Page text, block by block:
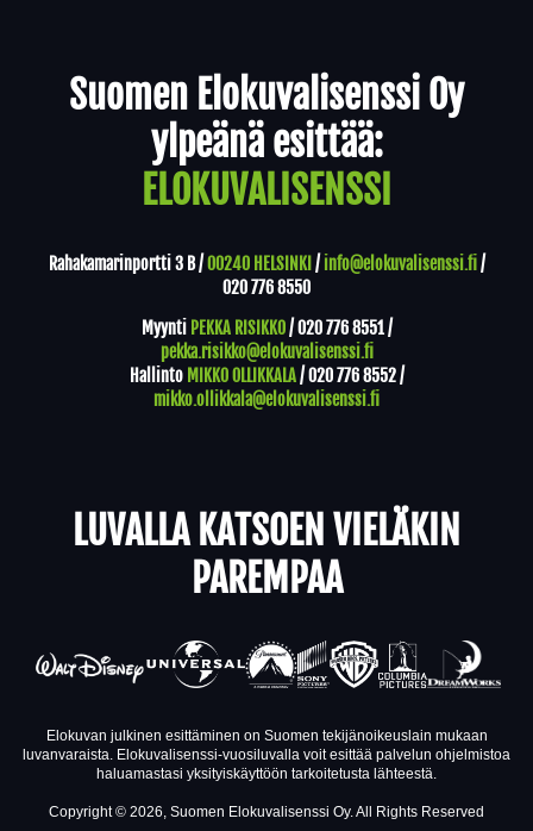
Suomen Elokuvalisenssi Oy
ylpeänä esittää:
ELOKUVALISENSSI
Rahakamarinportti 3 B /00240 HELSINKI / info@elokuvalisenssi.fi/
020 776 8550
Myynti PEKKA RISIKKO/020 776 8551/
pekka.risikko@elokuvalisenssi.fi
Hallinto MIKKO OLLIKKALA/020 776 8552/
mikko.ollikkala@elokuvalisenssi.fi
LUVALLA KATSOEN VIELÄKIN
PAREMPAA
Elokuvan julkinen esittäminen on Suomen tekijänoikeuslain mukaan
luvanvaraista. Elokuvalisenssi-vuosiluvalla voit esittää palvelun ohjelmistoa
haluamastasi yksityiskäyttöön tarkoitetusta lähteestä.
Copyright © 2026, Suomen Elokuvalisenssi Oy. All Rights Reserved